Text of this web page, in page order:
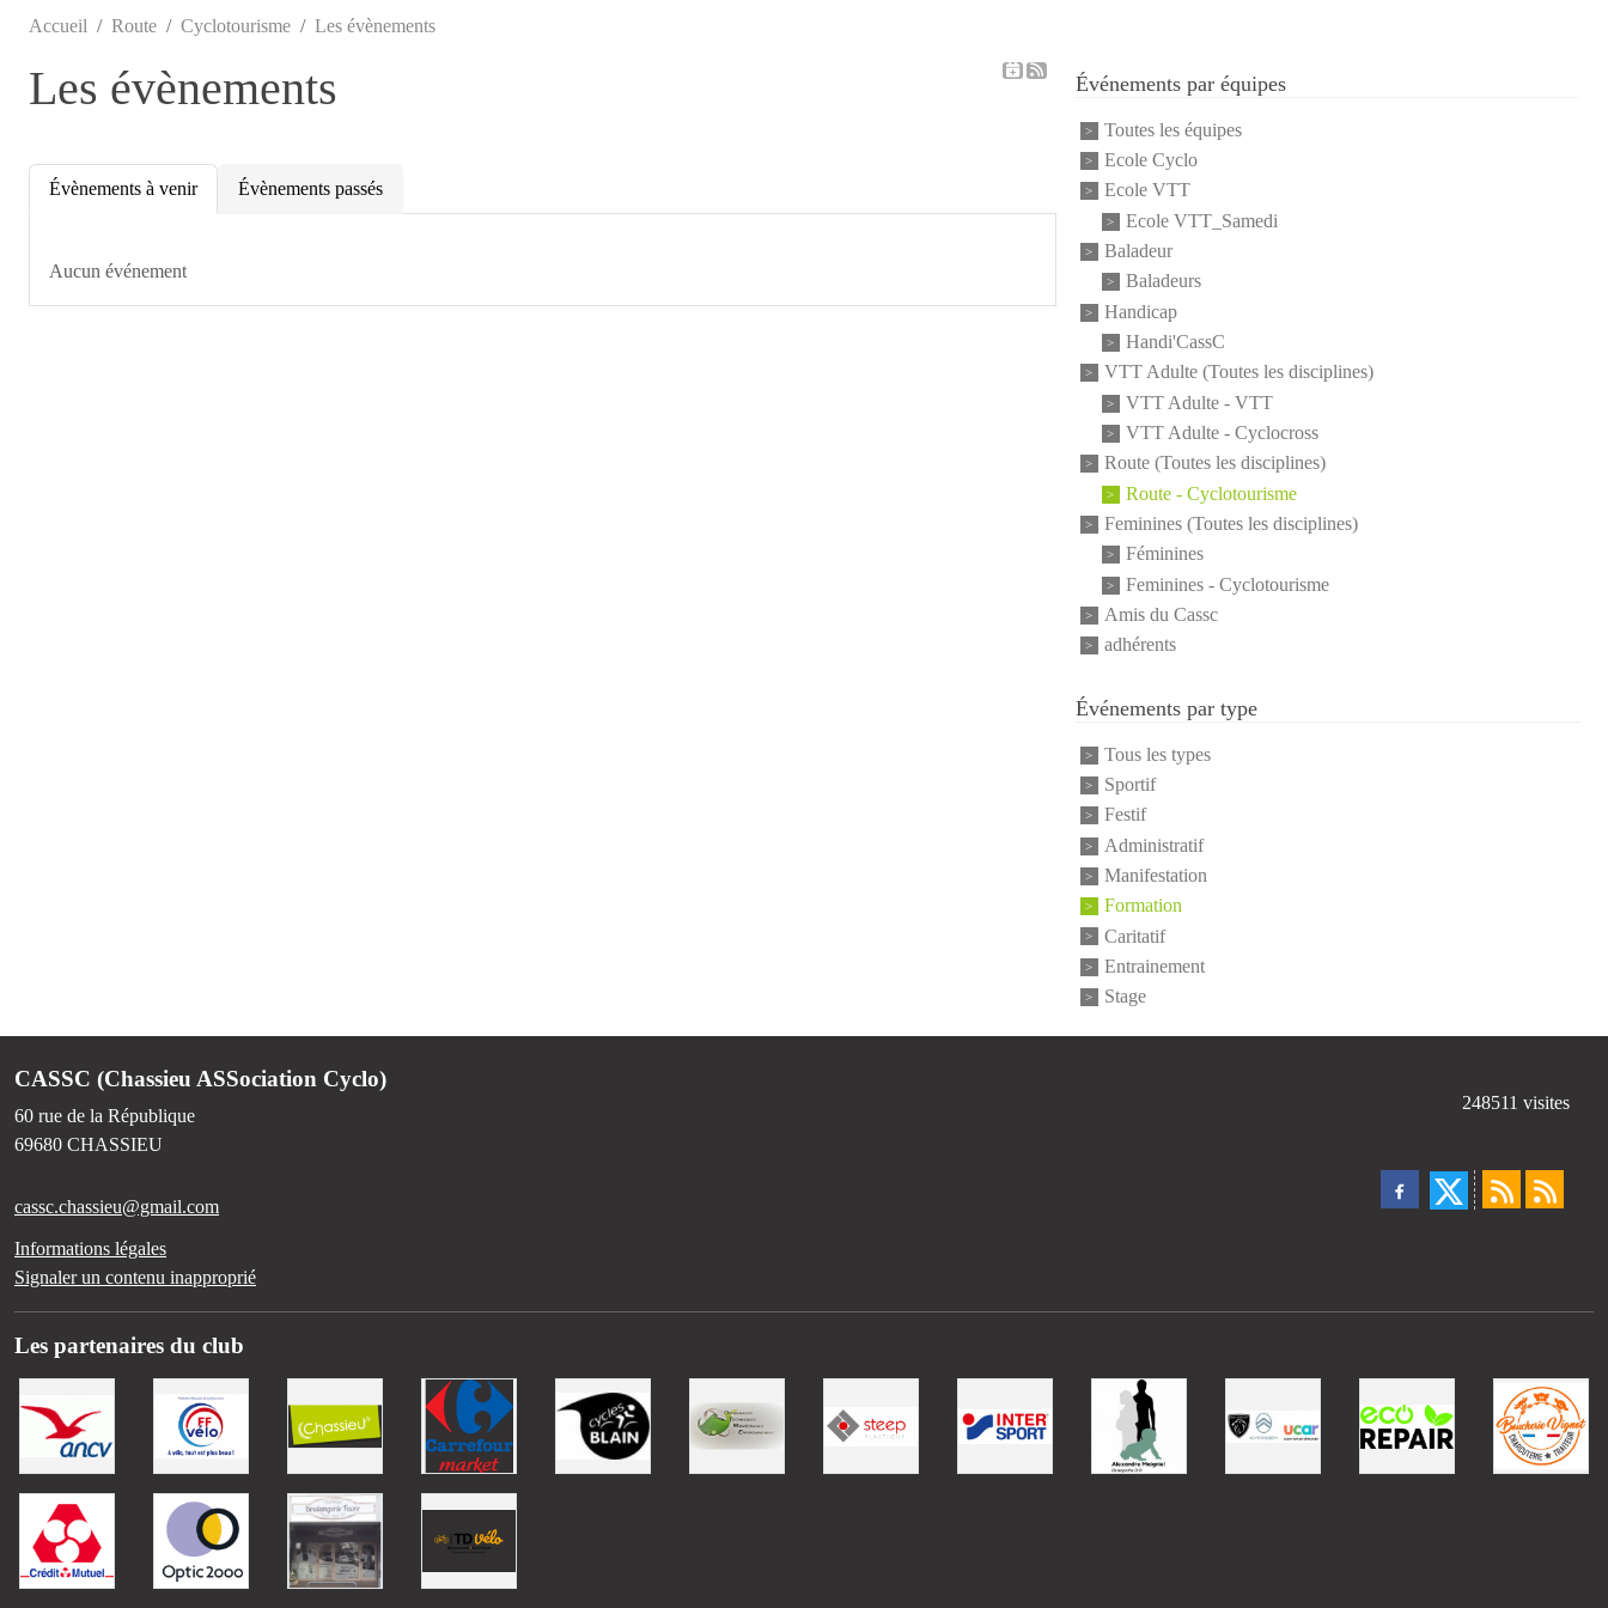
Accueil Route Cyclotourisme Les évènements
Les évènements
Évènements à venir Évènements passés
Aucun événement
Événements par équipes
Toutes les équipes
Ecole Cyclo
Ecole VTT
Ecole VTT_Samedi
Baladeur
Baladeurs
Handicap
Handi'CassC
VTT Adulte (Toutes les disciplines)
VTT Adulte - VTT
VTT Adulte - Cyclocross
Route (Toutes les disciplines)
Route - Cyclotourisme
Feminines (Toutes les disciplines)
Féminines
Feminines - Cyclotourisme
Amis du Cassc
adhérents
Événements par type
Tous les types
Sportif
Festif
Administratif
Manifestation
Formation
Caritatif
Entrainement
Stage
CASSC (Chassieu ASSociation Cyclo)
60 rue de la République
69680 CHASSIEU
cassc.chassieu@gmail.com
Informations légales
Signaler un contenu inapproprié
248511 visites
Les partenaires du club